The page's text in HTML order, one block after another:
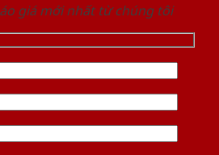
giá mới nhất từ chúng tôi